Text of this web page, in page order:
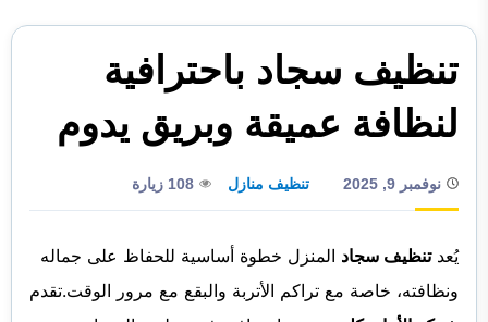
دبي
الشارقة
عجمان
أم القيوين
أبوظبي
تنظيف سجاد باحترافية
لنظافة عميقة وبريق يدوم
نوفمبر 9, 2025 تنظيف منازل 108 زيارة
يُعدتنظيف سجاد المنزل خطوة أساسية للحفاظ على جماله
ونظافته، خاصة مع تراكم الأتربة والبقع مع مرور الوقت.تقدم